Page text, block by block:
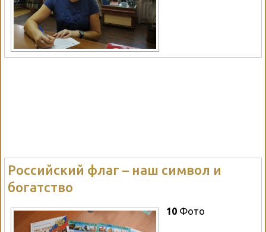
Российский флаг – наш символ и
богатство
10 Фото